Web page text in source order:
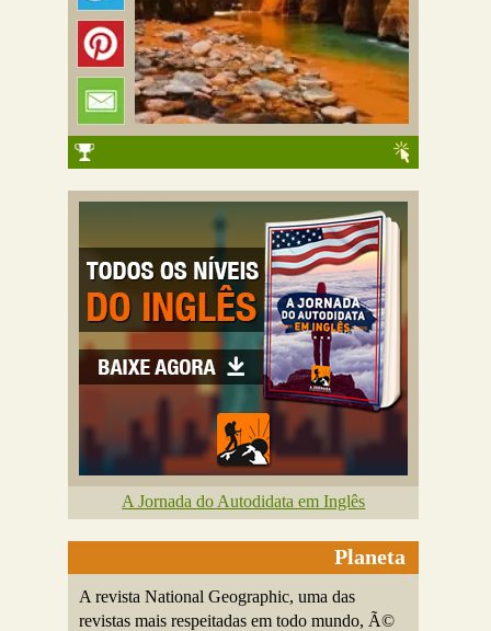
A Jornada do Autodidata em Inglês
Planeta
A revista National Geographic, uma das
revistas mais respeitadas em todo mundo, Ã©